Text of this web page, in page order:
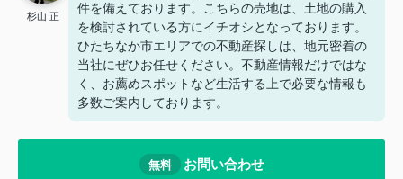
杉山 正
件を備えております。こちらの売地は、土地の購入
を検討されている方にイチオシとなっております。
ひたちなか市エリアでの不動産探しは、地元密着の
当社にぜひお任せください。不動産情報だけではな
く、お薦めスポットなど生活する上で必要な情報も
多数ご案内しております。
無料 お問い合わせ